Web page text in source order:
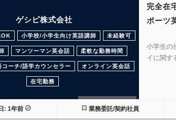
ゲシピ株式会社
OK 小学校/小学生向け英語講師 未経験可
マンツーマン英会話 柔軟な勤務時間
コーチ/語学カウンセラー オンライン英会話
在宅勤務
過去の求人
完全在
ポーツ
小学生の
イに関す
: 1年前 業務委託/契約社員